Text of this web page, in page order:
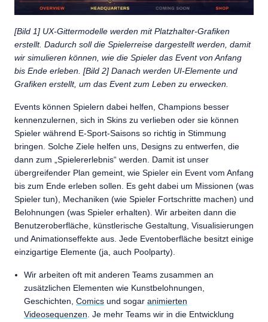
[Bild 1] UX-Gittermodelle werden mit Platzhalter-Grafiken
erstellt. Dadurch soll die Spielerreise dargestellt werden, damit
wir simulieren können, wie die Spieler das Event von Anfang
bis Ende erleben. [Bild 2] Danach werden UI-Elemente und
Grafiken erstellt, um das Event zum Leben zu erwecken.
Events können Spielern dabei helfen, Champions besser
kennenzulernen, sich in Skins zu verlieben oder sie können
Spieler während E-Sport-Saisons so richtig in Stimmung
bringen. Solche Ziele helfen uns, Designs zu entwerfen, die
dann zum „Spielererlebnis“ werden. Damit ist unser
übergreifender Plan gemeint, wie Spieler ein Event vom Anfang
bis zum Ende erleben sollen. Es geht dabei um Missionen (was
Spieler tun), Mechaniken (wie Spieler Fortschritte machen) und
Belohnungen (was Spieler erhalten). Wir arbeiten dann die
Benutzeroberfläche, künstlerische Gestaltung, Visualisierungen
und Animationseffekte aus. Jede Eventoberfläche besitzt einige
einzigartige Elemente (ja, auch Poolparty).
Wir arbeiten oft mit anderen Teams zusammen an
zusätzlichen Elementen wie Kunstbelohnungen,
Geschichten, Comics und sogar animierten
Videosequenzen. Je mehr Teams wir in die Entwicklung